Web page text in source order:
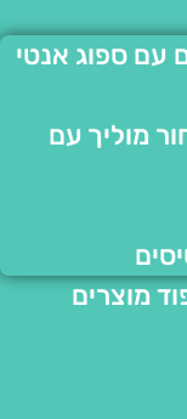
ספוג אנטי
מוליך עם
מוצרים